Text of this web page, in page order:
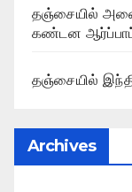
தஞ்சையில்
கண்டன
தஞ்சையில்
Archives